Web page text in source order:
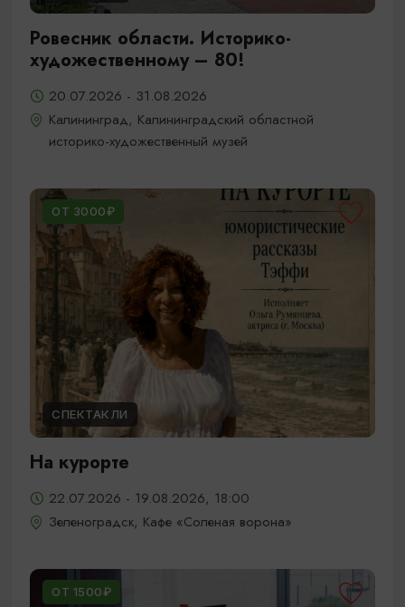
Ровесник области. Историко-
художественному – 80!
20.07.2026 - 31.08.2026
Калининград, Калининградский областной
историко-художественный музей
ОТ 3000₽
СПЕКТАКЛИ
На курорте
22.07.2026 - 19.08.2026, 18:00
Зеленоградск, Кафе «Соленая ворона»
ОТ 1500₽